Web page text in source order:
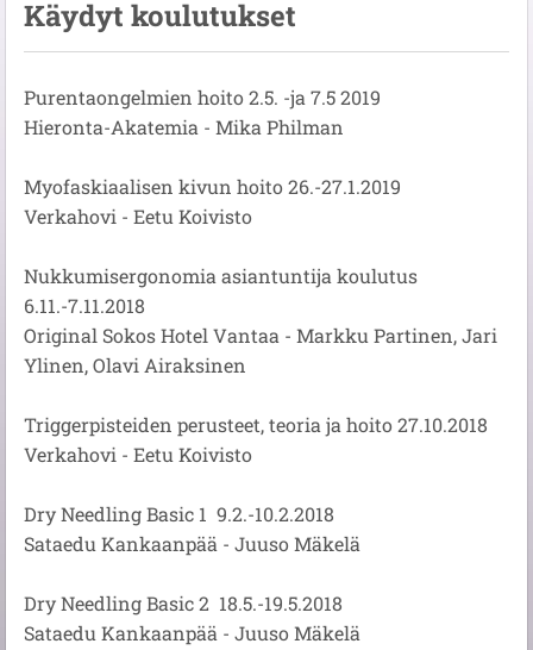
Käydyt koulutukset
Purentaongelmien hoito 2.5. -ja 7.5 2019
Hieronta-Akatemia - Mika Philman
Myofaskiaalisen kivun hoito 26.-27.1.2019
Verkahovi - Eetu Koivisto
Nukkumisergonomia asiantuntija koulutus
6.11.-7.11.2018
Original Sokos Hotel Vantaa - Markku Partinen, Jari
Ylinen, Olavi Airaksinen
Triggerpisteiden perusteet, teoria ja hoito 27.10.2018
Verkahovi - Eetu Koivisto
Dry Needling Basic 1 9.2.-10.2.2018
Sataedu Kankaanpää - Juuso Mäkelä
Dry Needling Basic 2 18.5.-19.5.2018
Sataedu Kankaanpää - Juuso Mäkelä